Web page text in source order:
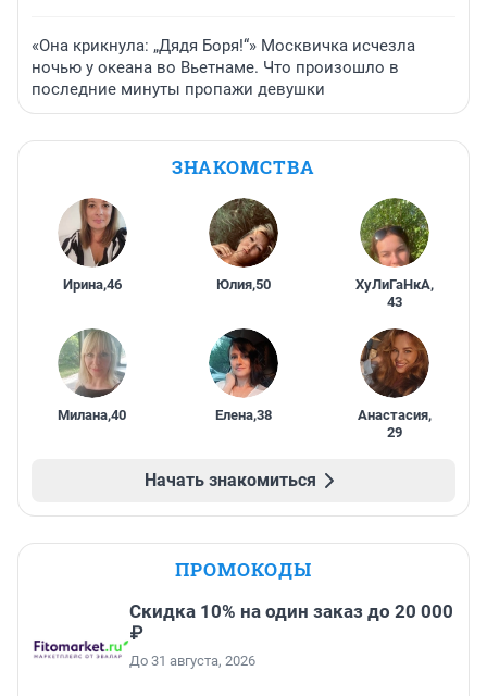
«Она крикнула: „Дядя Боря!“» Москвичка исчезла
ночью у океана во Вьетнаме. Что произошло в
последние минуты пропажи девушки
ЗНАКОМСТВА
Ирина,46 Юлия,50 ХуЛиГаНкА,
43
Милана,40 Елена,38 Анастасия,
29
Начать знакомиться
ПРОМОКОДЫ
Скидка 10% на один заказ до 20 000
₽
До 31 августа, 2026